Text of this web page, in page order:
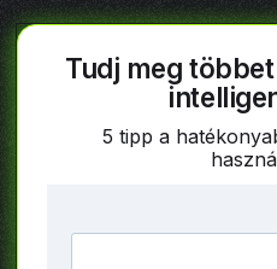
Tudj meg
5 tipp a